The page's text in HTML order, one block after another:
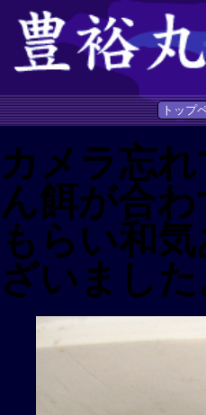
トップ
カメラ忘
ん餌が合
もらい和
ざいました